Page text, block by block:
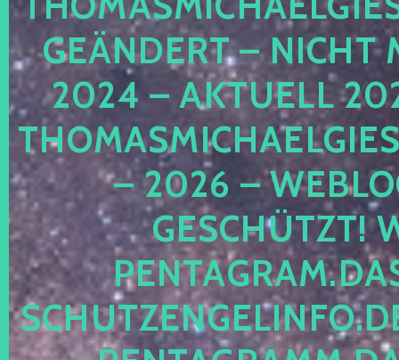
GEÄNDERT – NICHT
2024 – AKTUELL
– 2026 –
ESCHÜTZT!